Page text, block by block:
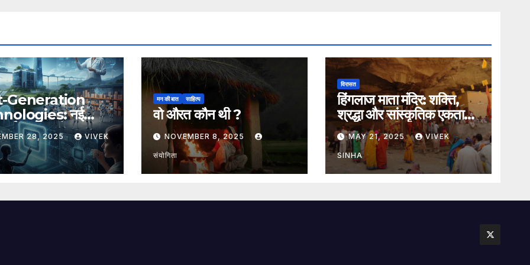
Generation
नई
नई संभावनाएँ, नया
28, 2025 VIVEK
मन की बात साहित्य
वो औरत कौन थी ?
NOVEMBER 8, 2025
संयोगिता
विरासत
हिंगलाज माता मंदिर: शक्ति,
श्रद्धा और सांस्कृतिक एकता
का अमर प्रतीक
MAY 21, 2025 VIVEK
SINHA